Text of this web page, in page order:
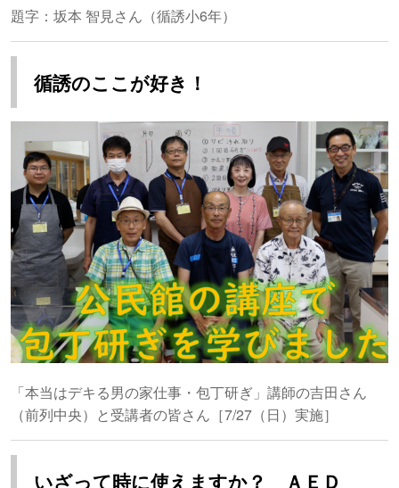
題字：坂本 智見さん（循誘小6年）
循誘のここが好き！
「本当はデキる男の家仕事・包丁研ぎ」講師の吉田さん
（前列中央）と受講者の皆さん［7/27（日）実施］
いざって時に使えますか？ ＡＥＤ